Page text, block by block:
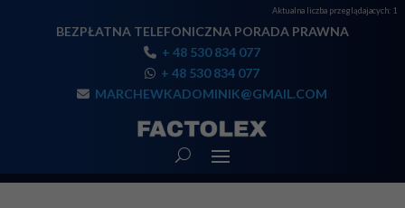
Aktualna liczba przeglądajacych: 1
BEZPŁATNA TELEFONICZNA PORADA PRAWNA
+ 48 530 834 077
+ 48 530 834 077
MARCHEWKADOMINIK@GMAIL.COM